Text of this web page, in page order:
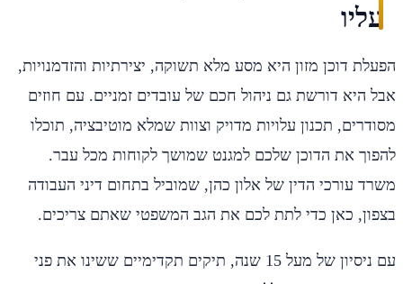
עליו
הפעלת דוכן מזון היא מסע מלא תשוקה, יצירתיות והזדמנויות,
אבל היא דורשת גם ניהול חכם של עובדים זמניים. עם חוזים
מסודרים, תכנון עלויות מדויק וצוות שמלא מוטיבציה, תוכלו
להפוך את הדוכן שלכם למגנט שמושך לקוחות מכל עבר.
משרד עורכי הדין של אלון כהן, שמוביל בתחום דיני העבודה
בצפון, כאן כדי לתת לכם את הגב המשפטי שאתם צריכים.
עם ניסיון של מעל 15 שנה, תיקים תקדימיים ששינו את פני